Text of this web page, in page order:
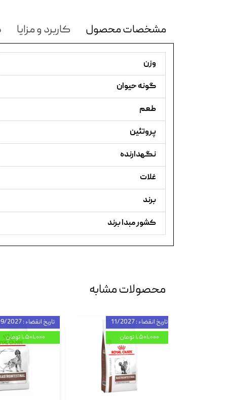
مشخصات محصول کاربرد و مزایا
وزن
گونه حیوان
طعم
پروتئین
نگهدارنده
غلات
برند
کشور مبدا برند
محصولات مشابه
تاریخ انقضاء : 09/2027
۱,۵۰۱,۰۰۰ تومان
تاریخ انقضاء : 11/2027
۱,۵۰۱,۰۰۰ تومان